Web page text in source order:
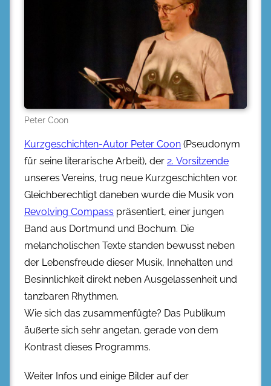
Peter Coon
Kurzgeschichten-Autor Peter Coon (Pseudonym
für seine literarische Arbeit), der 2. Vorsitzende
unseres Vereins, trug neue Kurzgeschichten vor.
Gleichberechtigt daneben wurde die Musik von
Revolving Compass präsentiert, einer jungen
Band aus Dortmund und Bochum. Die
melancholischen Texte standen bewusst neben
der Lebensfreude dieser Musik, Innehalten und
Besinnlichkeit direkt neben Ausgelassenheit und
tanzbaren Rhythmen.
Wie sich das zusammenfügte? Das Publikum
äußerte sich sehr angetan, gerade von dem
Kontrast dieses Programms.
Weiter Infos und einige Bilder auf der